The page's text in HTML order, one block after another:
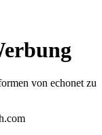
von echonet zu